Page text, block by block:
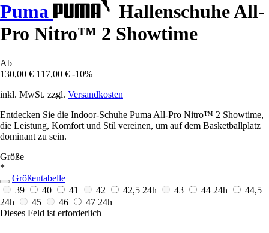
Puma
Hallenschuhe All-
Pro Nitro™ 2 Showtime
Ab
130,00 € 117,00 € -10%
inkl. MwSt. zzgl. Versandkosten
Entdecken Sie die Indoor-Schuhe Puma All-Pro Nitro™ 2 Showtime,
die Leistung, Komfort und Stil vereinen, um auf dem Basketballplatz
dominant zu sein.
Größe
*
Größentabelle
39
40 41 42 42,5 24h 43 44 24h
44,5
24h
45 46 47 24h
Dieses Feld ist erforderlich